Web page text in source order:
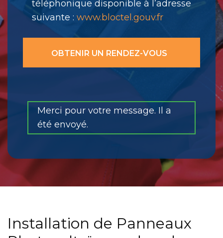
téléphonique disponible à l’adresse
suivante : www.bloctel.gouv.fr
Merci pour votre message. Il a
été envoyé.
Installation de Panneaux